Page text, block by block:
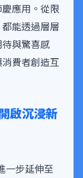
應用。從限
能透過層層
與驚喜感
費者創造互
啟沉浸新
一步延伸至